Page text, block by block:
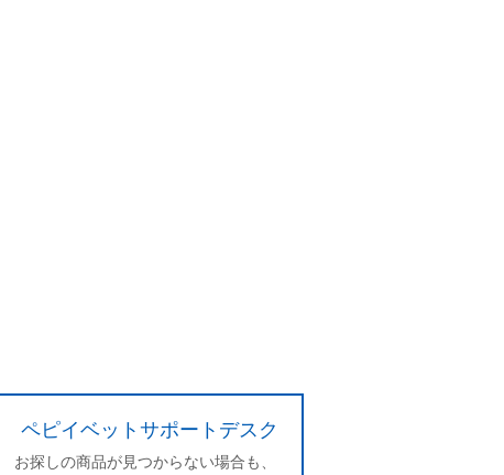
ペピイベットサポートデスク
お探しの商品が見つからない場合も、